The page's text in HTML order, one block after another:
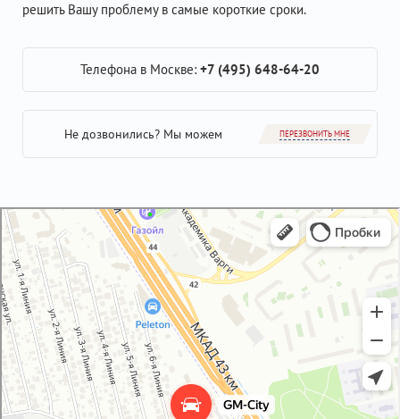
решить Вашу проблему в самые короткие сроки.
Телефона в Москве: +7 (495) 648-64-20
Не дозвонились? Мы можем ПЕРЕЗВОНИТЬ МНЕ
GM-City&VAG-Repair
Автосервис, автотехцентр в Москве
Магазин автозапчастей и автотоваров в Москве